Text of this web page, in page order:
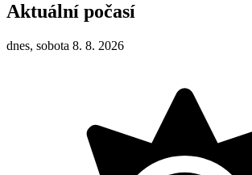
Aktuální počasí
dnes, sobota 8. 8. 2026